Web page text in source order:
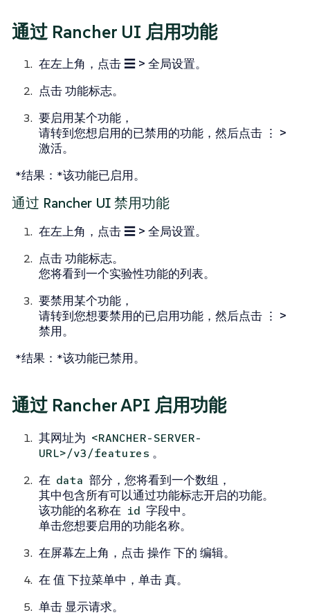
通过 Rancher UI 启用功能
在左上角，点击 ☰ > 全局设置。
点击功能标志。
要启用某个功能，
请转到您想启用的已禁用的功能，然后点击 ⋮ >
激活。
*结果：*该功能已启用。
通过 Rancher UI 禁用功能
在左上角，点击 ☰ > 全局设置。
点击功能标志。
您将看到一个实验性功能的列表。
要禁用某个功能，
请转到您想要禁用的已启用功能，然后点击 ⋮ >
禁用。
*结果：*该功能已禁用。
通过 Rancher API 启用功能
其网址为 <RANCHER-SERVER-
URL>/v3/features 。
在 data 部分，您将看到一个数组，
其中包含所有可以通过功能标志开启的功能。
该功能的名称在 id 字段中。
单击您想要启用的功能名称。
在屏幕左上角，点击操作下的 编辑。
在 值 下拉菜单中，单击真。
单击 显示请求。